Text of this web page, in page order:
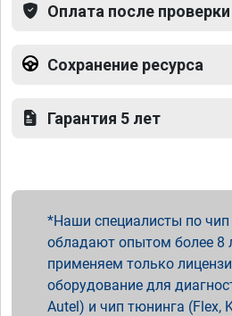
Оплата после проверки
Сохранение ресурса
Гарантия 5 лет
Наши специалисты по
обладают опытом более 8
применяем только
оборудование для
Autel) и чип тюнинга (Flex,